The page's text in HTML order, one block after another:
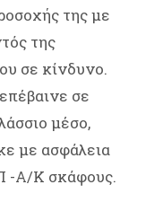
της με
της
σε κίνδυνο.
σε
μέσο,
με ασφάλεια
-Α/Κ σκάφους.